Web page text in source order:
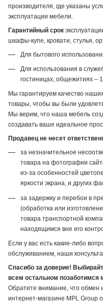
производителя, где указаны
эксплуатации мебели.
Гарантийный срок
шкафы-купе, кровати, стулья,
Для бытового
Для использования в
гостиницах, общежитиях –
Мы гарантируем качество
товары, чтобы вы были
Мы верим, что наша мебель
создавать ваше идеальное
Продавец не несет
за незначительное
товара на фотографии
из-за особенностей
яркости экрана, и других
за задержку и перебои в
(обработка или
товара транспортной
находящимся вне его
Если у вас есть какие-либо
обслуживанием, наши
Спасибо за доверие!
всем остальном позаботимся
Обратите внимание, что обмен
интернет-магазине MPL Group